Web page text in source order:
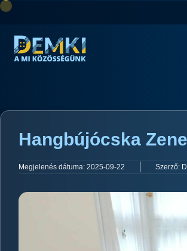
Hangbújócska
Megjelenés dátuma: 2025-09-22 Szerző: